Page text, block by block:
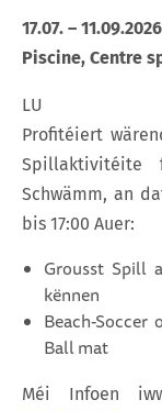
17.07. – 11.09.2026
Piscine, Centre
LU
Profitéiert
Schwämm, an
bis 17:00 Auer:
Grousst Spill
kënnen
Beach-
Ball mat
Méi Infoen